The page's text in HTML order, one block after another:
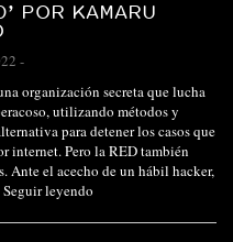
POR KAMARU
-
organización secreta que lucha
utilizando métodos y
para detener los casos que
internet. Pero la RED también
Ante el acecho de un hábil hacker,
Seguir leyendo